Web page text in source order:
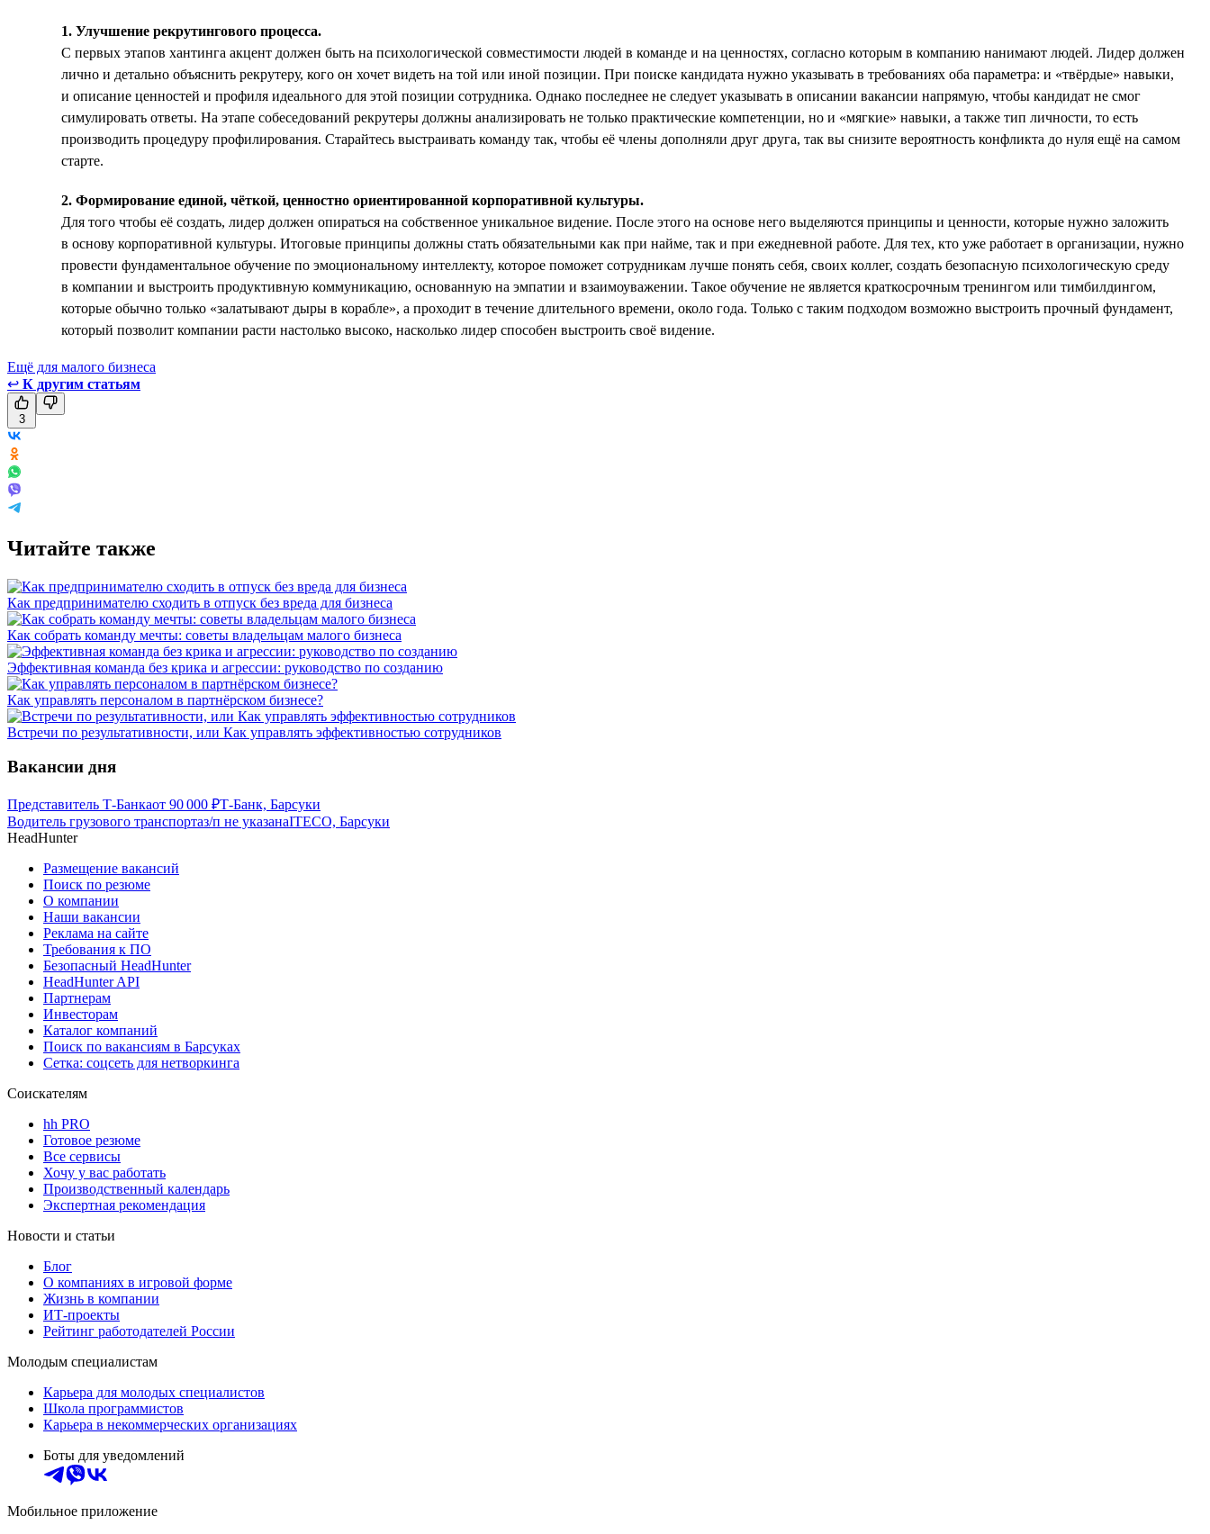
1. Улучшение рекрутингового процесса.
С первых этапов хантинга акцент должен быть на психологической совместимости людей в команде и на ценностях, согласно которым в компанию нанимают людей. Лидер должен
лично и детально объяснить рекрутеру, кого он хочет видеть на той или иной позиции. При поиске кандидата нужно указывать в требованиях оба параметра: и «твёрдые» навыки,
и описание ценностей и профиля идеального для этой позиции сотрудника. Однако последнее не следует указывать в описании вакансии напрямую, чтобы кандидат не смог
симулировать ответы. На этапе собеседований рекрутеры должны анализировать не только практические компетенции, но и «мягкие» навыки, а также тип личности, то есть
производить процедуру профилирования. Старайтесь выстраивать команду так, чтобы её члены дополняли друг друга, так вы снизите вероятность конфликта до нуля ещё на самом
старте.
2. Формирование единой, чёткой, ценностно ориентированной корпоративной культуры.
Для того чтобы её создать, лидер должен опираться на собственное уникальное видение. После этого на основе него выделяются принципы и ценности, которые нужно заложить
в основу корпоративной культуры. Итоговые принципы должны стать обязательными как при найме, так и при ежедневной работе. Для тех, кто уже работает в организации, нужно
провести фундаментальное обучение по эмоциональному интеллекту, которое поможет сотрудникам лучше понять себя, своих коллег, создать безопасную психологическую среду
в компании и выстроить продуктивную коммуникацию, основанную на эмпатии и взаимоуважении. Такое обучение не является краткосрочным тренингом или тимбилдингом,
которые обычно только «залатывают дыры в корабле», а проходит в течение длительного времени, около года. Только с таким подходом возможно выстроить прочный фундамент,
который позволит компании расти настолько высоко, насколько лидер способен выстроить своё видение.
Ещё для малого бизнеса
↩ К другим статьям
3
Читайте также
Как предпринимателю сходить в отпуск без вреда для бизнеса
Как собрать команду мечты: советы владельцам малого бизнеса
Эффективная команда без крика и агрессии: руководство по созданию
Как управлять персоналом в партнёрском бизнесе?
Встречи по результативности, или Как управлять эффективностью сотрудников
Вакансии дня
Представитель Т-Банкаот 90 000 ₽Т-Банк, Барсуки
Водитель грузового транспортаз/п не указанаITECO, Барсуки
HeadHunter
Размещение вакансий
Поиск по резюме
О компании
Наши вакансии
Реклама на сайте
Требования к ПО
Безопасный HeadHunter
HeadHunter API
Партнерам
Инвесторам
Каталог компаний
Поиск по вакансиям в Барсуках
Сетка: соцсеть для нетворкинга
Соискателям
hh PRO
Готовое резюме
Все сервисы
Хочу у вас работать
Производственный календарь
Экспертная рекомендация
Новости и статьи
Блог
О компаниях в игровой форме
Жизнь в компании
ИТ-проекты
Рейтинг работодателей России
Молодым специалистам
Карьера для молодых специалистов
Школа программистов
Карьера в некоммерческих организациях
Боты для уведомлений
Мобильное приложение